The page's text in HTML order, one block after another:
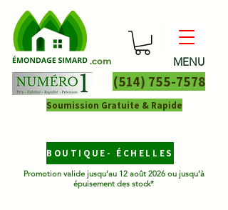
MENU
.com
(514) 755-7578
Soumission Gratuite & Rapide
BOUTIQUE- ÉCHELLES
Promotion valide jusqu’au 12 août 2026 ou jusqu’à
épuisement des stock*